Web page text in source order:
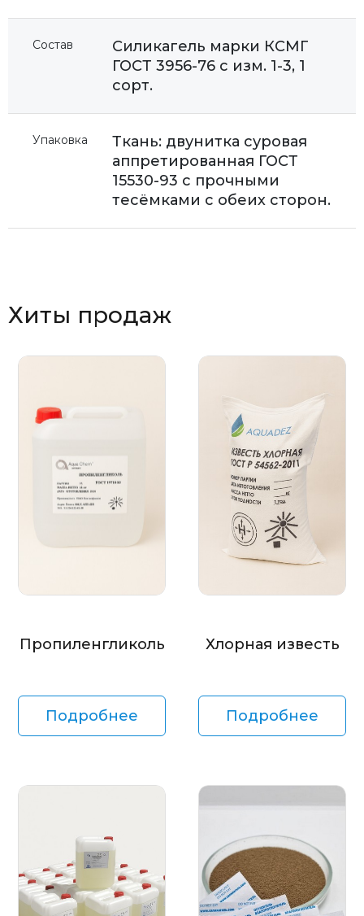
Состав
Силикагель марки КСМГ
ГОСТ 3956-76 с изм. 1-3, 1
сорт.
Упаковка
Ткань: двунитка суровая
аппретированная ГОСТ
15530-93 с прочными
тесёмками с обеих сторон.
Хиты продаж
Пропиленгликоль
Подробнее
Хлорная известь
Подробнее